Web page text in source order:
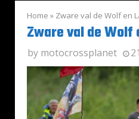
Home » Zware val de Wolf en
Zware val de
by motocrossplanet